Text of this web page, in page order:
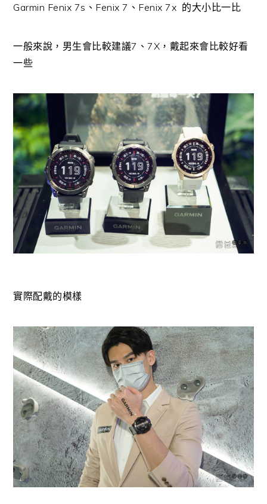
Garmin Fenix 7s、Fenix 7、Fenix 7x 的大小比一比
一般來說，男生會比較建議7、7X，戴起來會比較好看
一些
實際配戴的模樣